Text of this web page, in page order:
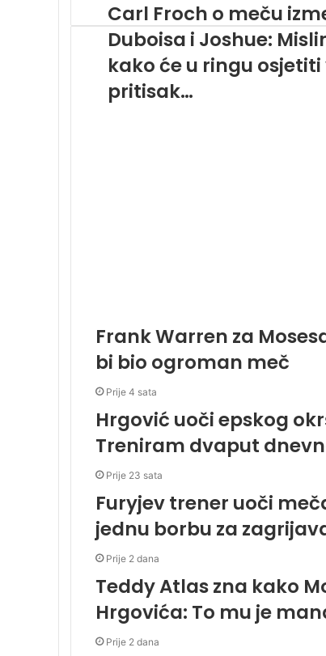
Carl Froch o meču
Duboisa i Joshue:
kako će u ringu
pritisak…
Frank Warren za
bi bio ogroman meč
Prije 4 sata
Hrgović uoči epskog
Treniram dvaput
Prije 23 sata
Furyjev trener uoči
jednu borbu za
Prije 2 dana
Teddy Atlas zna kako
Hrgovića: To mu je
Prije 2 dana